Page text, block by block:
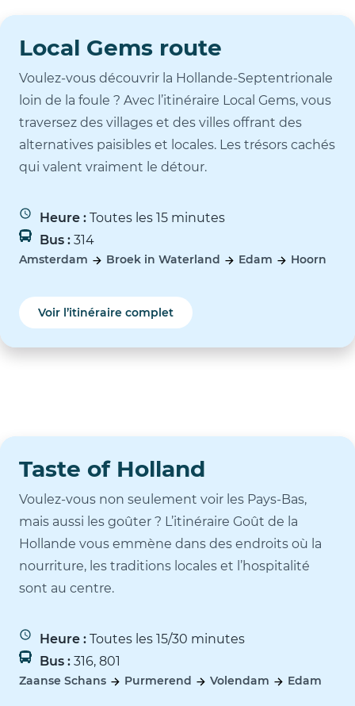
Local Gems route
Voulez-vous découvrir la Hollande-Septentrionale
loin de la foule ? Avec l’itinéraire Local Gems, vous
traversez des villages et des villes offrant des
alternatives paisibles et locales. Les trésors cachés
qui valent vraiment le détour.
Heure : Toutes les 15 minutes
Bus : 314
Amsterdam Broek in Waterland Edam Hoorn
Voir l’itinéraire complet
Taste of Holland
Voulez-vous non seulement voir les Pays-Bas,
mais aussi les goûter ? L’itinéraire Goût de la
Hollande vous emmène dans des endroits où la
nourriture, les traditions locales et l’hospitalité
sont au centre.
Heure : Toutes les 15/30 minutes
Bus : 316, 801
Zaanse Schans Purmerend Volendam Edam